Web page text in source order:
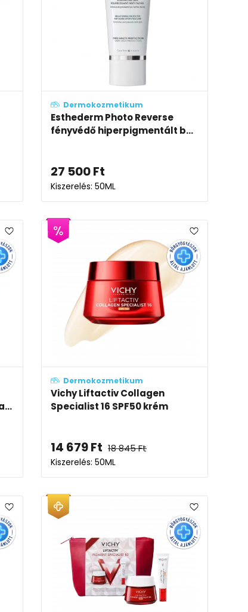
Dermokozmetikum
Esthederm Photo Reverse
fényvédő hiperpigmentált b...
27 500Ft
Kiszerelés: 50ML
Dermokozmetikum
Vichy Liftactiv Collagen
Specialist 16 SPF50 krém
14 679Ft 18 845Ft
Kiszerelés: 50ML